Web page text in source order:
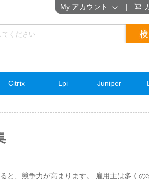
Citrix Lpi Juniper
と、競争力が高まります。 雇用主は多く
My アカウント |